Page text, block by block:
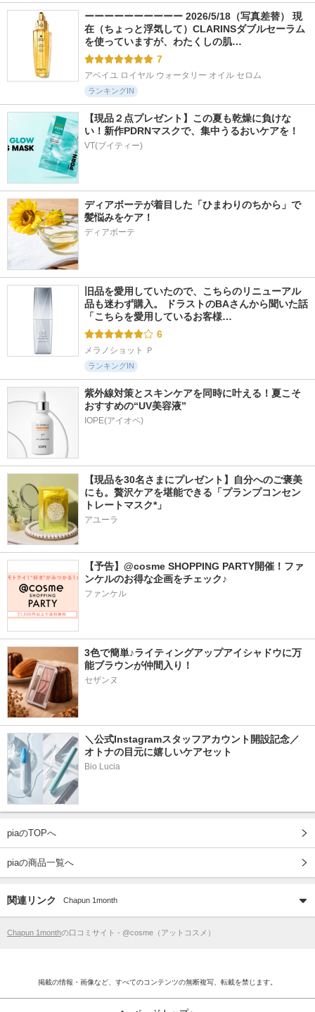
ーーーーーーーーーー 2026/5/18（写真差替） 現
在（ちょっと浮気して）CLARINSダブルセーラム
を使っていますが、わたくしの肌…
7
アベイユ ロイヤル ウォータリー オイル セロム
ランキングIN
【現品２点プレゼント】この夏も乾燥に負けな
い！新作PDRNマスクで、集中うるおいケアを！
VT(ブイティー)
ディアボーテが着目した「ひまわりのちから」で
髪悩みをケア！
ディアボーテ
旧品を愛用していたので、こちらのリニューアル
品も迷わず購入。 ドラストのBAさんから聞いた話
「こちらを愛用しているお客様…
6
メラノショット Ｐ
ランキングIN
紫外線対策とスキンケアを同時に叶える！夏こそ
おすすめの“UV美容液”
IOPE(アイオペ)
【現品を30名さまにプレゼント】自分へのご褒美
にも。贅沢ケアを堪能できる「プランプコンセン
トレートマスク*」
アユーラ
【予告】@cosme SHOPPING PARTY開催！ファ
ンケルのお得な企画をチェック♪
ファンケル
3色で簡単♪ライティングアップアイシャドウに万
能ブラウンが仲間入り！
セザンヌ
＼公式Instagramスタッフアカウント開設記念／
オトナの目元に嬉しいケアセット
Bio Lucia
piaのTOPへ
piaの商品一覧へ
関連リンク Chapun 1month
Chapun 1monthの口コミサイト - @cosme（アットコスメ）
掲載の情報・画像など、すべてのコンテンツの無断複写、転載を禁じます。